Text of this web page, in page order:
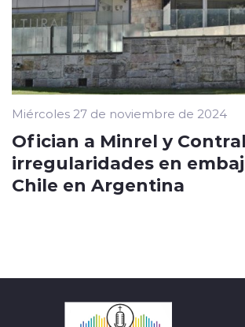
Miércoles 27 de noviembre de 2024
Ofician a Minrel y
irregularidades en
Chile en Argentina